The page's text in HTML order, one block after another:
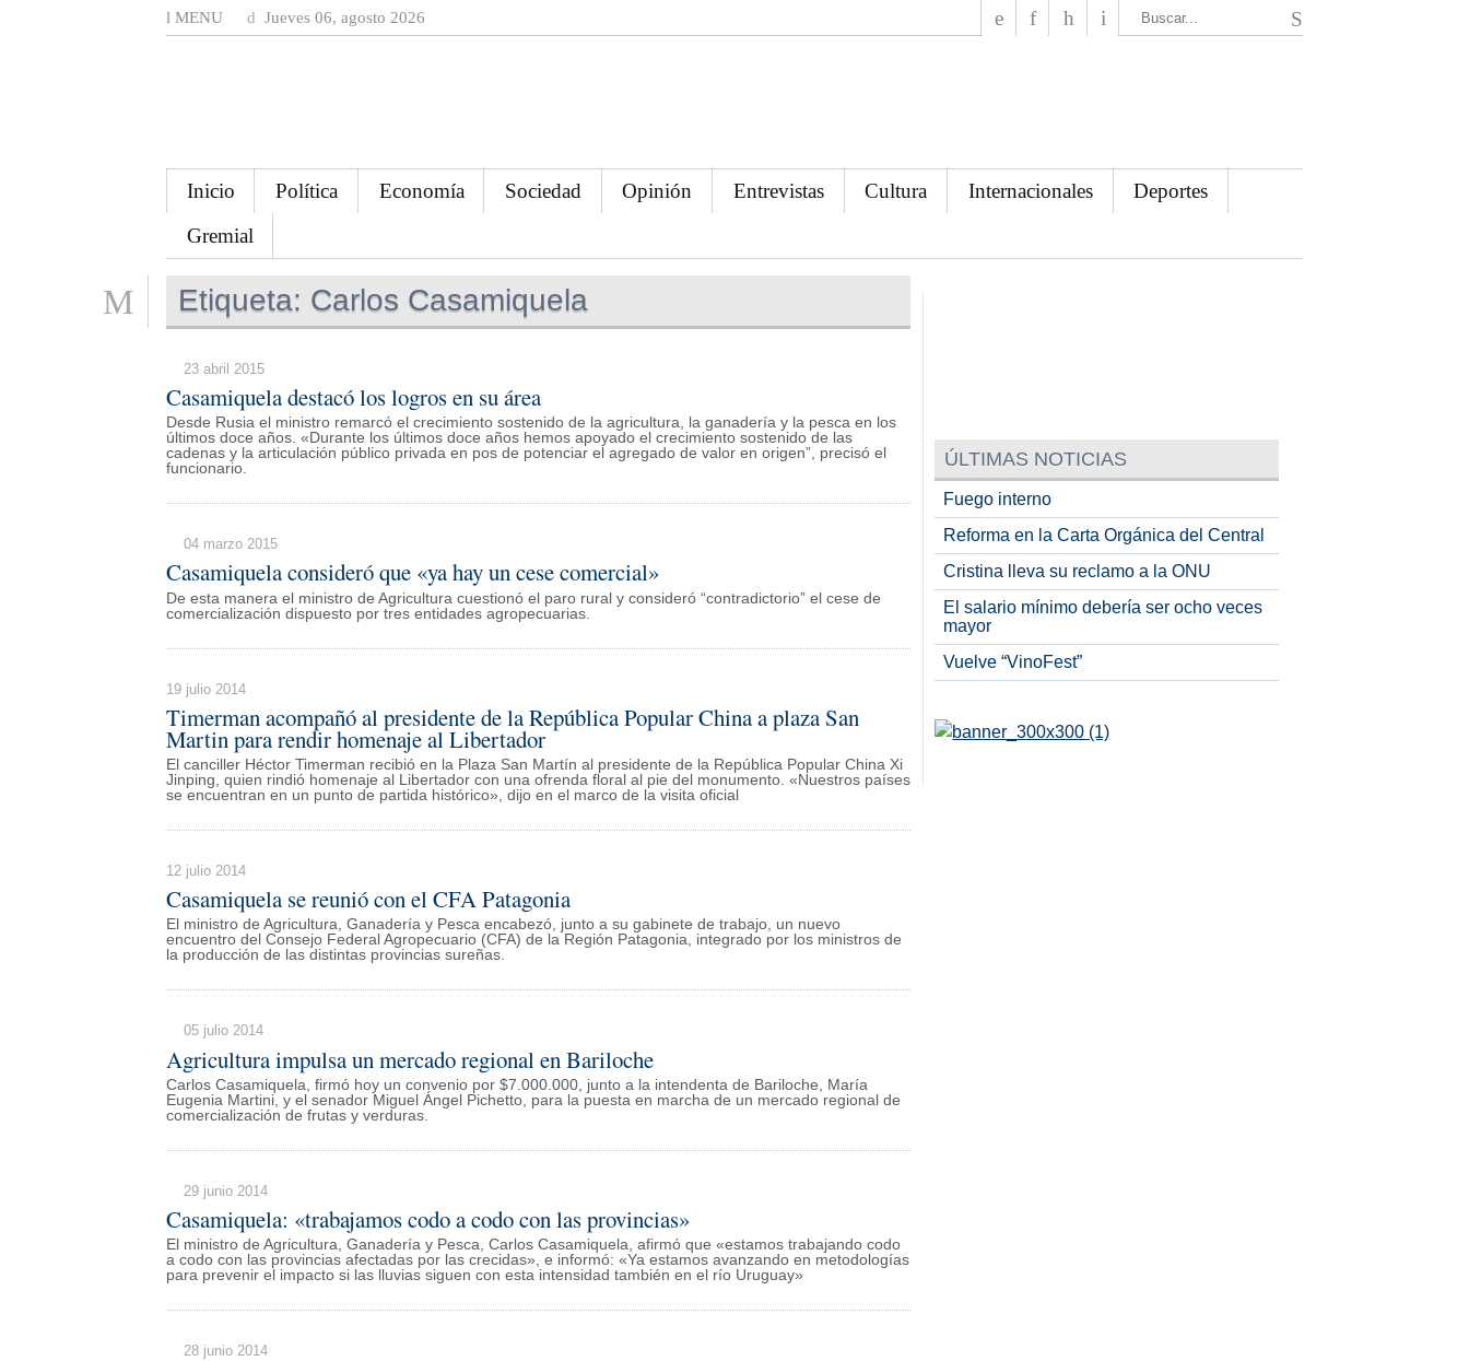
MENU Jueves 06, agosto 2026
Inicio Política Economía Sociedad Opinión Entrevistas Cultura Internacionales
Deportes
Gremial
Etiqueta: Carlos Casamiquela
23 abril 2015
Casamiquela destacó los logros en su área
Desde Rusia el ministro remarcó el crecimiento sostenido de la agricultura, la ganadería y la pesca en los
últimos doce años. «Durante los últimos doce años hemos apoyado el crecimiento sostenido de las
cadenas y la articulación público privada en pos de potenciar el agregado de valor en origen”, precisó el
funcionario.
04 marzo 2015
Casamiquela consideró que «ya hay un cese comercial»
De esta manera el ministro de Agricultura cuestionó el paro rural y consideró “contradictorio” el cese de
comercialización dispuesto por tres entidades agropecuarias.
19 julio 2014
Timerman acompañó al presidente de la República Popular China a plaza San
Martin para rendir homenaje al Libertador
El canciller Héctor Timerman recibió en la Plaza San Martín al presidente de la República Popular China Xi
Jinping, quien rindió homenaje al Libertador con una ofrenda floral al pie del monumento. «Nuestros países
se encuentran en un punto de partida histórico», dijo en el marco de la visita oficial
12 julio 2014
Casamiquela se reunió con el CFA Patagonia
El ministro de Agricultura, Ganadería y Pesca encabezó, junto a su gabinete de trabajo, un nuevo
encuentro del Consejo Federal Agropecuario (CFA) de la Región Patagonia, integrado por los ministros de
la producción de las distintas provincias sureñas.
05 julio 2014
Agricultura impulsa un mercado regional en Bariloche
Carlos Casamiquela, firmó hoy un convenio por $7.000.000, junto a la intendenta de Bariloche, María
Eugenia Martini, y el senador Miguel Ángel Pichetto, para la puesta en marcha de un mercado regional de
comercialización de frutas y verduras.
29 junio 2014
Casamiquela: «trabajamos codo a codo con las provincias»
El ministro de Agricultura, Ganadería y Pesca, Carlos Casamiquela, afirmó que «estamos trabajando codo
a codo con las provincias afectadas por las crecidas», e informó: «Ya estamos avanzando en metodologías
para prevenir el impacto si las lluvias siguen con esta intensidad también en el río Uruguay»
28 junio 2014
ÚLTIMAS NOTICIAS
Fuego interno
Reforma en la Carta Orgánica del Central
Cristina lleva su reclamo a la ONU
El salario mínimo debería ser ocho veces
mayor
Vuelve “VinoFest”